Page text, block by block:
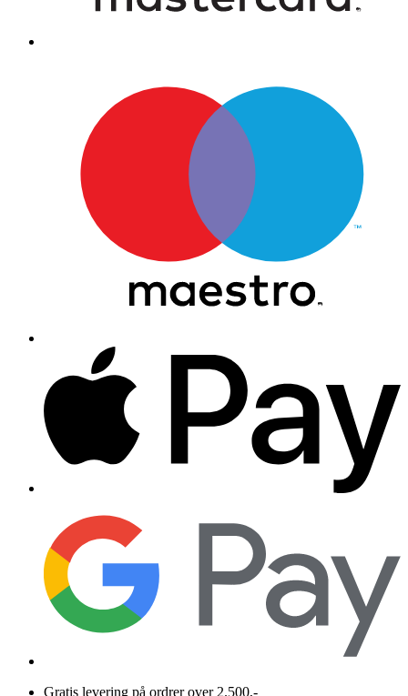
Gratis levering på ordrer over 2.500,-